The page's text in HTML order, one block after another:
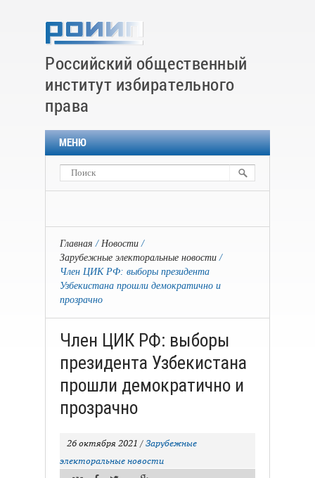
Российский общественный
институт избирательного
права
МЕНЮ
Главная
Новости
Зарубежные электоральные новости
Член ЦИК РФ: выборы президента
Узбекистана прошли демократично и
прозрачно
Член ЦИК РФ: выборы
президента Узбекистана
прошли демократично и
прозрачно
26 октября 2021 / Зарубежные
электоральные новости